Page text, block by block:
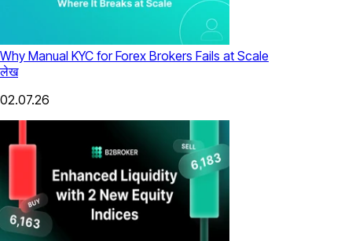
Why Manual KYC for Forex Brokers Fails at Scale
लेख
02.07.26